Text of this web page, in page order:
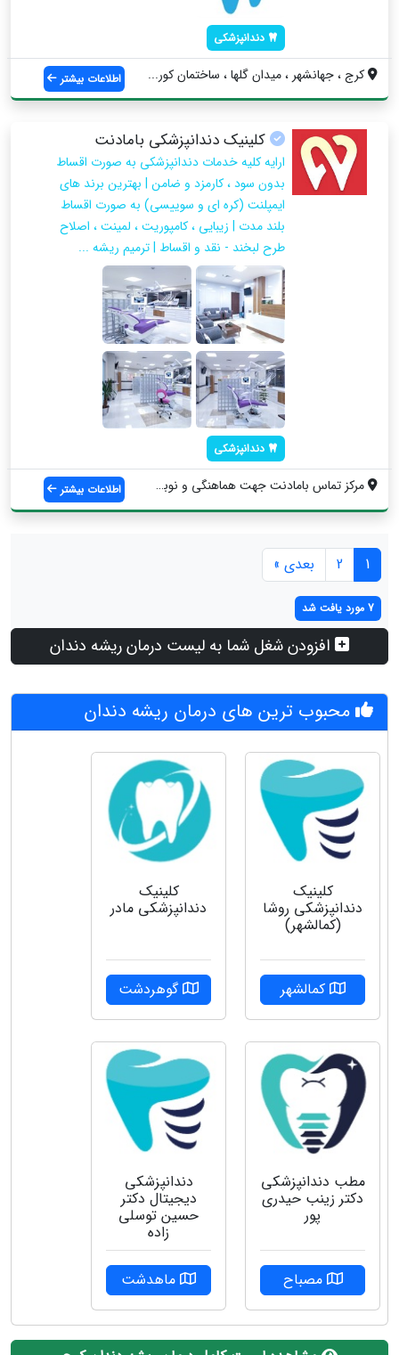
دندانپزشکی
کرج ، جهانشهر ، ميدان گلها ، ساختمان كور... اطلاعات بیشتر
کلینیک دندانپزشکی بامادنت
ارایه کلیه خدمات دندانپزشکی به صورت اقساط
بدون سود ، کارمزد و ضامن | بهترین برند های
ایمپلنت (کره ای و سوییسی) به صورت اقساط
بلند مدت | زیبایی ، کامپوریت ، لمینت ، اصلاح
طرح لبخند - نقد و اقساط | ترمیم ریشه ...
دندانپزشکی
مرکز تماس بامادنت جهت هماهنگی و نوبت دهی... اطلاعات بیشتر
1
2 بعدی »
7 مورد یافت شد
افزودن شغل شما به لیست درمان ریشه دندان
محبوب ترین های درمان ریشه دندان
کلینیک
دندانپزشکی روشا
(کمالشهر)
کمالشهر
کلینیک
دندانپزشکی مادر
گوهردشت
مطب دندانپزشکی
دکتر زینب حیدری
پور
مصباح
دندانپزشکی
دیجیتال دکتر
حسین توسلی
زاده
ماهدشت